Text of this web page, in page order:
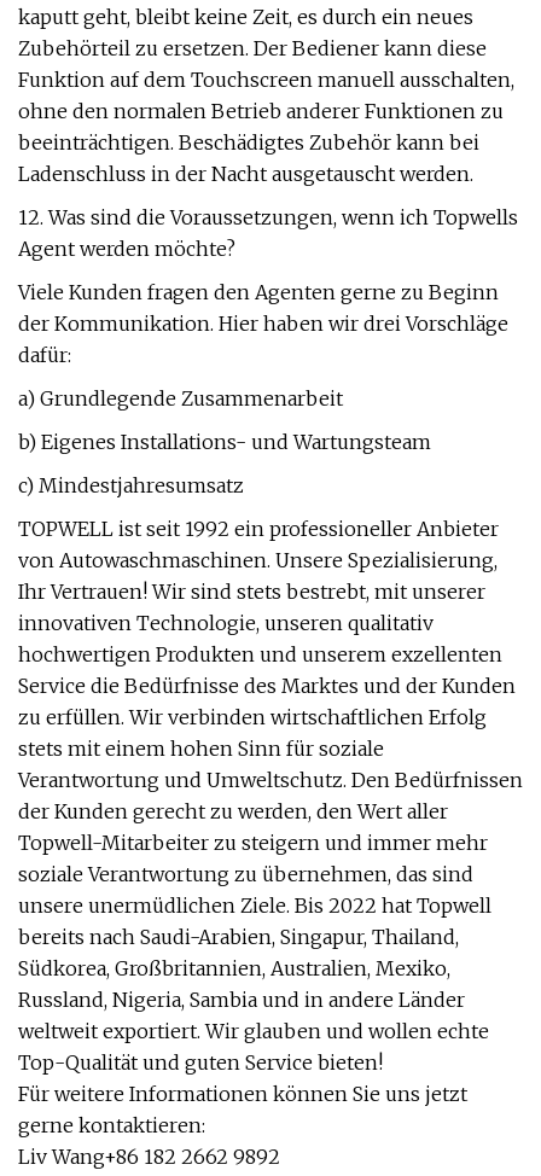
kaputt geht, bleibt keine Zeit, es durch ein neues
Zubehörteil zu ersetzen. Der Bediener kann diese
Funktion auf dem Touchscreen manuell ausschalten,
ohne den normalen Betrieb anderer Funktionen zu
beeinträchtigen. Beschädigtes Zubehör kann bei
Ladenschluss in der Nacht ausgetauscht werden.
12. Was sind die Voraussetzungen, wenn ich Topwells
Agent werden möchte?
Viele Kunden fragen den Agenten gerne zu Beginn
der Kommunikation. Hier haben wir drei Vorschläge
dafür:
a) Grundlegende Zusammenarbeit
b) Eigenes Installations- und Wartungsteam
c) Mindestjahresumsatz
TOPWELL ist seit 1992 ein professioneller Anbieter
von Autowaschmaschinen. Unsere Spezialisierung,
Ihr Vertrauen! Wir sind stets bestrebt, mit unserer
innovativen Technologie, unseren qualitativ
hochwertigen Produkten und unserem exzellenten
Service die Bedürfnisse des Marktes und der Kunden
zu erfüllen. Wir verbinden wirtschaftlichen Erfolg
stets mit einem hohen Sinn für soziale
Verantwortung und Umweltschutz. Den Bedürfnissen
der Kunden gerecht zu werden, den Wert aller
Topwell-Mitarbeiter zu steigern und immer mehr
soziale Verantwortung zu übernehmen, das sind
unsere unermüdlichen Ziele. Bis 2022 hat Topwell
bereits nach Saudi-Arabien, Singapur, Thailand,
Südkorea, Großbritannien, Australien, Mexiko,
Russland, Nigeria, Sambia und in andere Länder
weltweit exportiert. Wir glauben und wollen echte
Top-Qualität und guten Service bieten!
Für weitere Informationen können Sie uns jetzt
gerne kontaktieren:
Liv Wang+86 182 2662 9892